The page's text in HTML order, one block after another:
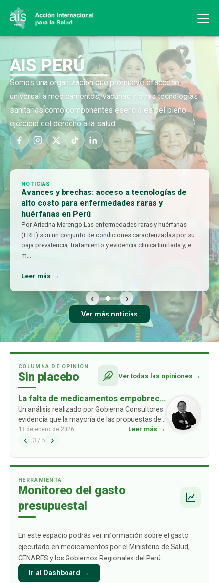
AIS PERÚ
Somos una organización que promueve el acceso
universal a medicamentos, vacunas y otras tecnologías
sanitarias como componentes esenciales del pleno
ejercicio del derecho a la salud.
NOTICIAS
Avances y brechas: acceso a tecnologías de
alto costo para enfermedades raras y
huérfanas en Perú
Por Ariadna Marengo Las enfermedades raras y huérfanas
(ERH) son un conjunto de condiciones caracterizadas por su
baja prevalencia, tratamiento y evidencia clínica limitada y, en
m…
Leer más →
‹ ›
Ver más noticias
COLUMNA DE OPINIÓN
Sin placebo Ver todas las opiniones →
La falta de medicamentos empobrece
a las familias: un problema ausente en
las propuestas de los partidos
políticos
Un análisis realizado por Gobierna Consultores
evidencia que la mayoría de las propuestas de
los partidos políticos no consideran un
problema estructural que afecta de manera
13 de enero de 2026 Leer más →
‹ 3 / 5 ›
HERRAMIENTA
Monitoreo del gasto
presupuestal
En este espacio podrás ver información sobre el gasto
ejecutado en medicamentos por el Ministerio de Salud,
CENARES y los Gobiernos Regionales del Perú.
Ir al Dashboard →